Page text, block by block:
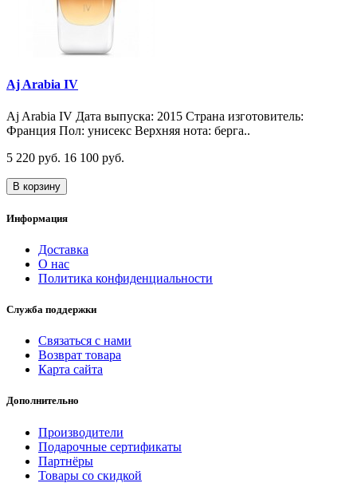
Aj Arabia IV
Aj Arabia IV Дата выпуска: 2015 Страна изготовитель:
Франция Пол: унисекс Верхняя нота: берга..
5 220 руб. 16 100 руб.
В корзину
Информация
Доставка
О нас
Политика конфиденциальности
Служба поддержки
Связаться с нами
Возврат товара
Карта сайта
Дополнительно
Производители
Подарочные сертификаты
Партнёры
Товары со скидкой